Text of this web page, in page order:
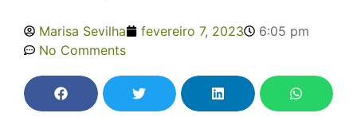
Marisa Sevilha fevereiro 7, 2023
6:05 pm
No Comments